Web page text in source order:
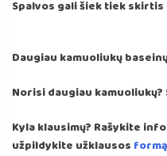
Spalvos gali šiek tiek
Daugiau kamuoliukų
Norisi daugiau kamuoliukų?
Kyla klausimų? Rašykite
užpildykite užklausos